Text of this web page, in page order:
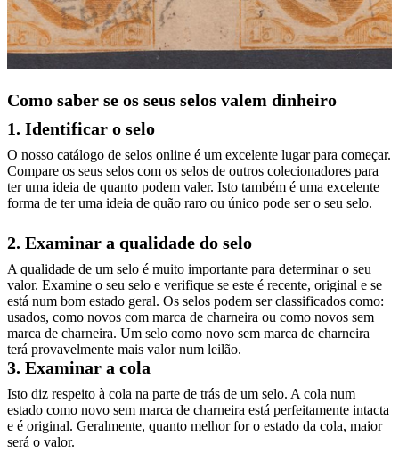
Como saber se os seus selos valem dinheiro
1. Identificar o selo
O nosso catálogo de selos online é um excelente lugar para começar.
Compare os seus selos com os selos de outros colecionadores para
ter uma ideia de quanto podem valer. Isto também é uma excelente
forma de ter uma ideia de quão raro ou único pode ser o seu selo.
2. Examinar a qualidade do selo
A qualidade de um selo é muito importante para determinar o seu
valor. Examine o seu selo e verifique se este é recente, original e se
está num bom estado geral. Os selos podem ser classificados como:
usados, como novos com marca de charneira ou como novos sem
marca de charneira. Um selo como novo sem marca de charneira
terá provavelmente mais valor num leilão.
3. Examinar a cola
Isto diz respeito à cola na parte de trás de um selo. A cola num
estado como novo sem marca de charneira está perfeitamente intacta
e é original. Geralmente, quanto melhor for o estado da cola, maior
será o valor.